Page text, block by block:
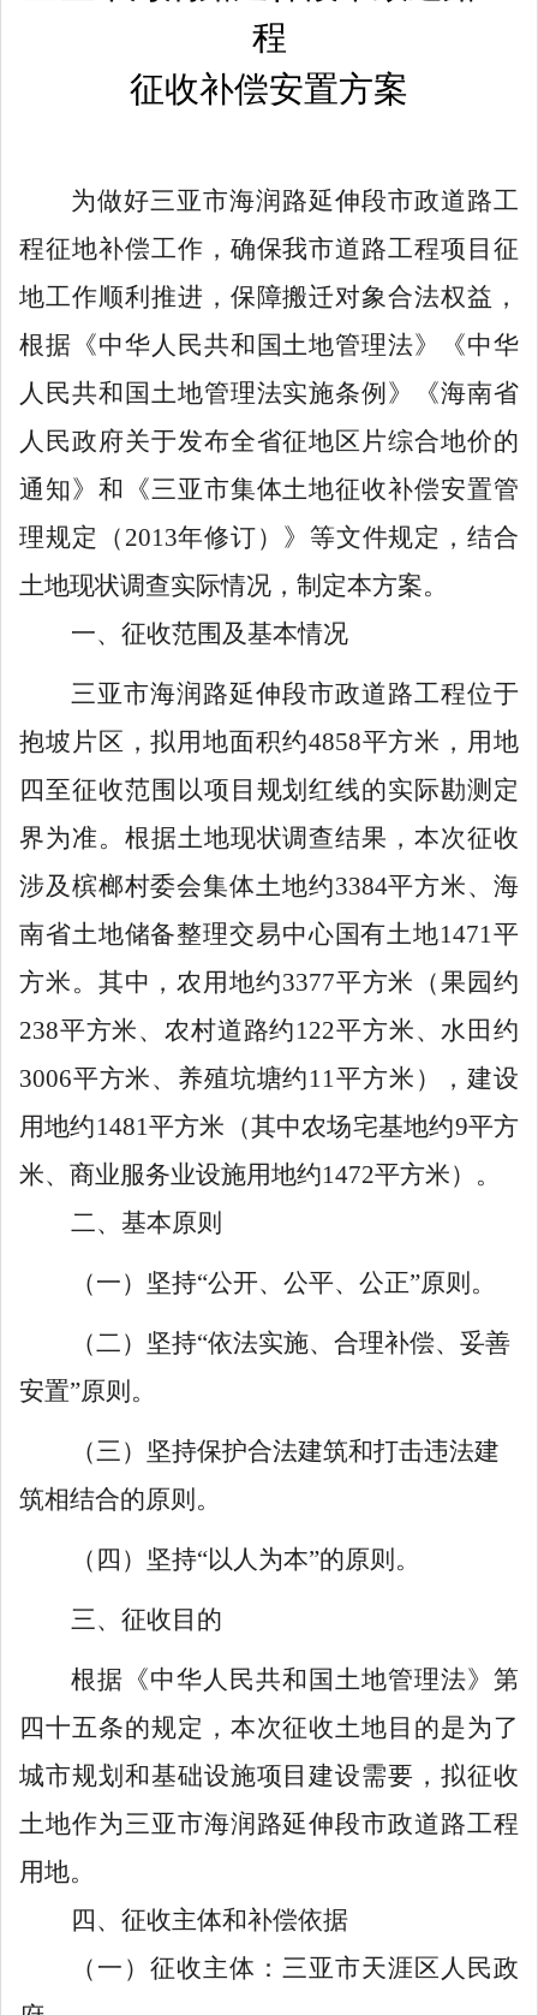
程
征收补偿安置方案
为做好三亚市海润路延伸段市政道路工
程征地补偿工作，确保我市道路工程项目征
地工作顺利推进，保障搬迁对象合法权益，
根据《中华人民共和国土地管理法》《中华
人民共和国土地管理法实施条例》《海南省
人民政府关于发布全省征地区片综合地价的
通知》 和
《三亚市集体土地征收补偿安置管
理规定（ 2013年修订）》等文件规定，结合
土地现状调查实际情况，制定本方案。
一、 征收范围及基本情况
三亚市海润路延伸段市政道路工程位于
抱坡片区 ，拟用地面积约4858平方米 ，用地
四至征收范围以项目规划红线的实际勘测定
界为准。根据土地现状调查结果，本次征收
涉及槟榔村委会集体土地约3384平方米、海
南省土地储备整理交易中心国有土地1471 平
方米。其中，农用地约3377平方米（果园约
238平方米、农村道路约122平方米、 水田约
3006平方米、养殖坑塘约11 平方米 ），建设
用地约1481平方米（其中农场宅基地约9平方
米、商业服务业设施用地约1472平方米） 。
二、 基本原则
（一） 坚持“公开、公平、公正”原则 。
（二） 坚持“依法实施、合理补偿、妥善
安置”原则 。
（三） 坚持保护合法建筑和打击违法建
筑相结合的原则 。
（四） 坚持“以人为本”的原则。
三、 征收目的
根据《中华人民共和国土地管理法》第
四十五条的规定，本次征收土地目的是为了
城市规划和基础设施项目建设需要 ，拟征收
土地作为三亚市海润路延伸段市政道路工程
用地。
四、 征收主体和补偿依据
（一） 征收主体：三亚市天涯区人民政